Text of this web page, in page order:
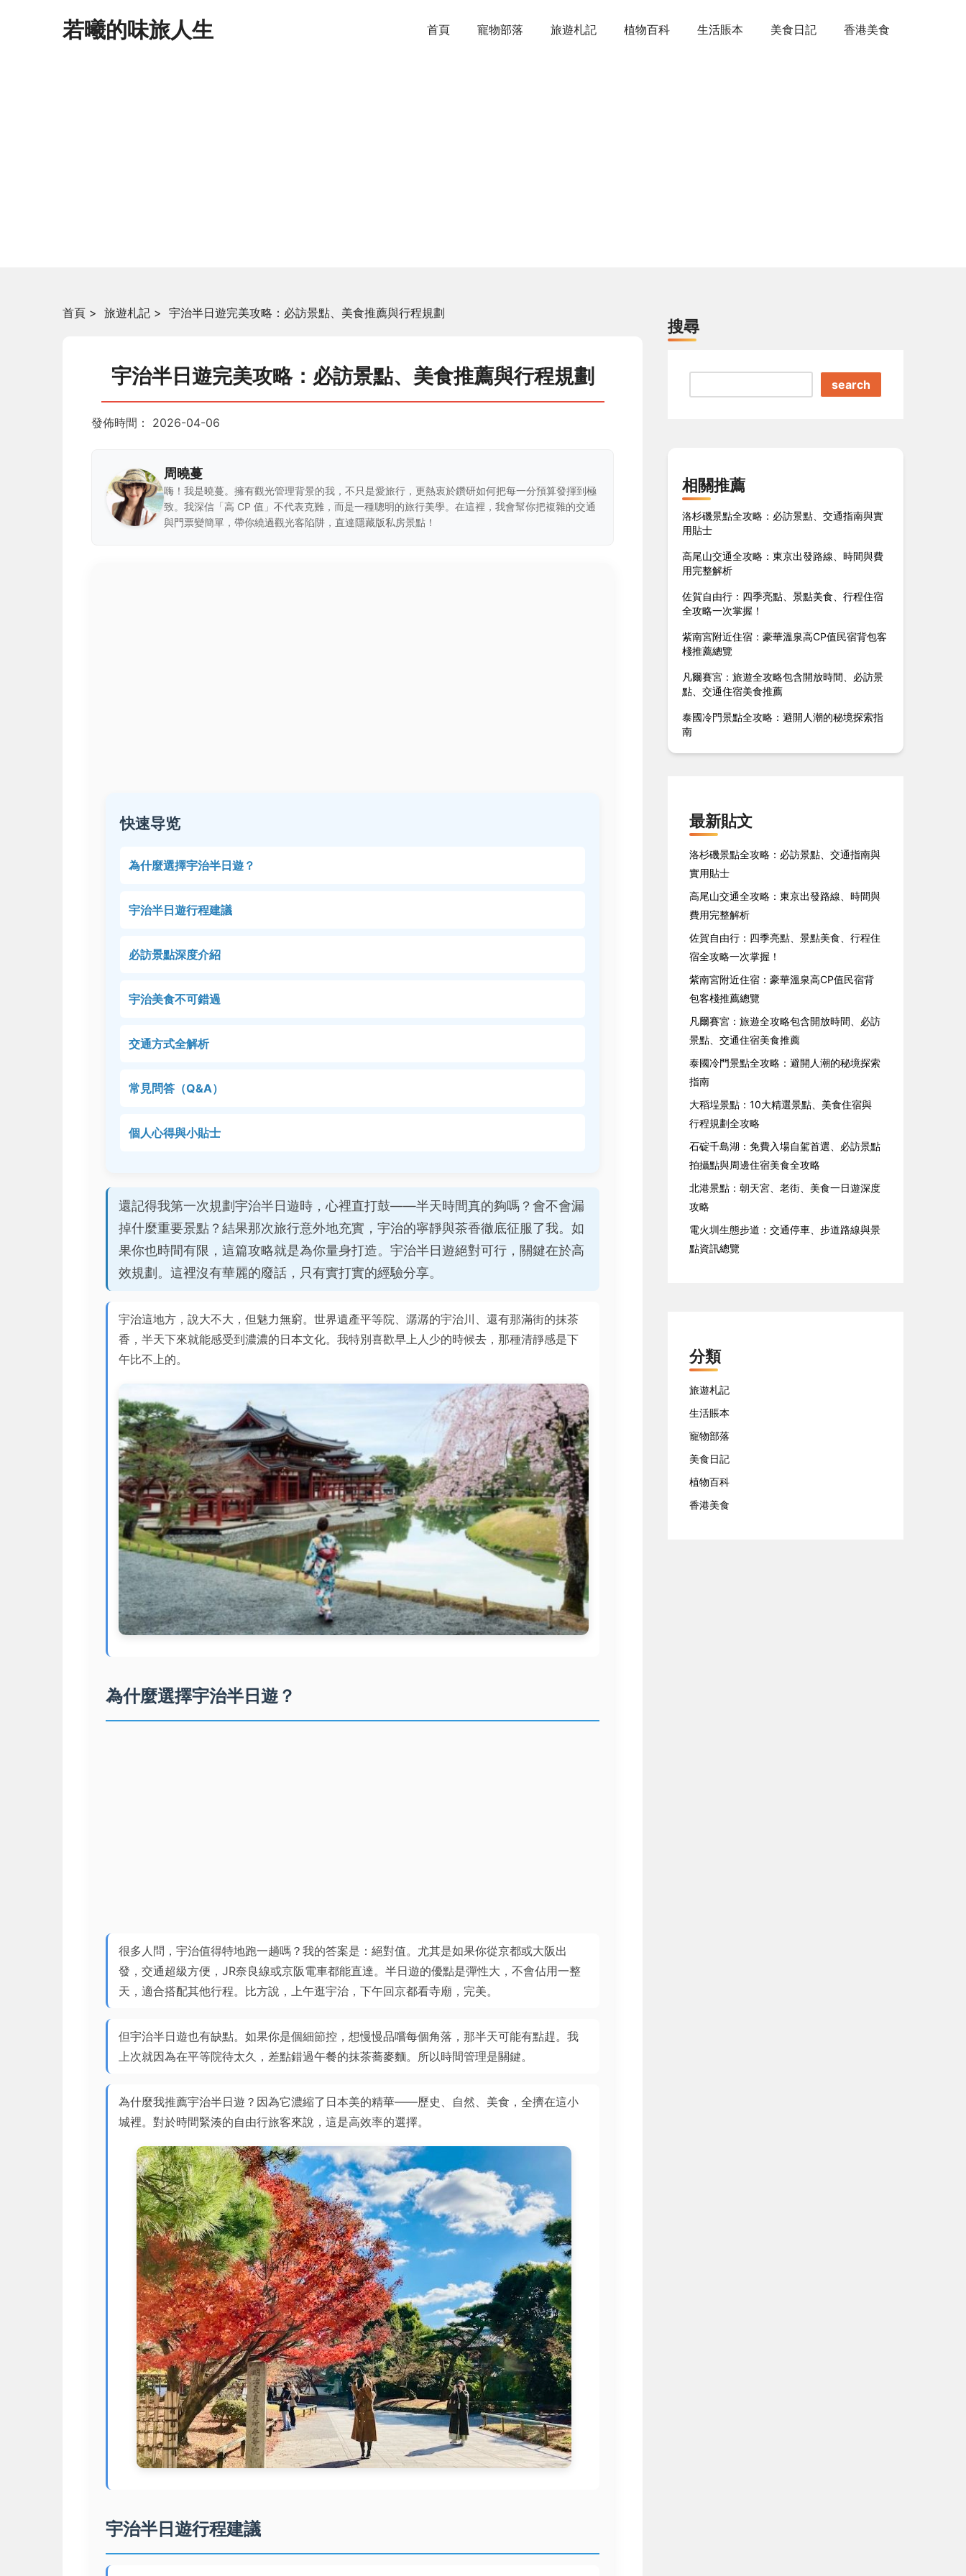
若曦的味旅人生 首頁 寵物部落 旅遊札記 植物百科 生活賬本 美食日記 香港美食
首頁 > 旅遊札記 > 宇治半日遊完美攻略：必訪景點、美食推薦與行程規劃
宇治半日遊完美攻略：必訪景點、美食推薦與行程規劃
發佈時間： 2026-04-06
周曉蔓
嗨！我是曉蔓。擁有觀光管理背景的我，不只是愛旅行，更熱衷於鑽研如何把每一分預算發揮到極
致。我深信「高 CP 值」不代表克難，而是一種聰明的旅行美學。在這裡，我會幫你把複雜的交通
與門票變簡單，帶你繞過觀光客陷阱，直達隱藏版私房景點！
快速导览
為什麼選擇宇治半日遊？
宇治半日遊行程建議
必訪景點深度介紹
宇治美食不可錯過
交通方式全解析
常見問答（Q&A）
個人心得與小貼士
還記得我第一次規劃宇治半日遊時，心裡直打鼓——半天時間真的夠嗎？會不會漏
掉什麼重要景點？結果那次旅行意外地充實，宇治的寧靜與茶香徹底征服了我。如
果你也時間有限，這篇攻略就是為你量身打造。宇治半日遊絕對可行，關鍵在於高
效規劃。這裡沒有華麗的廢話，只有實打實的經驗分享。
宇治這地方，說大不大，但魅力無窮。世界遺產平等院、潺潺的宇治川、還有那滿街的抹茶
香，半天下來就能感受到濃濃的日本文化。我特別喜歡早上人少的時候去，那種清靜感是下
午比不上的。
為什麼選擇宇治半日遊？
很多人問，宇治值得特地跑一趟嗎？我的答案是：絕對值。尤其是如果你從京都或大阪出
發，交通超級方便，JR奈良線或京阪電車都能直達。半日遊的優點是彈性大，不會佔用一整
天，適合搭配其他行程。比方說，上午逛宇治，下午回京都看寺廟，完美。
但宇治半日遊也有缺點。如果你是個細節控，想慢慢品嚐每個角落，那半天可能有點趕。我
上次就因為在平等院待太久，差點錯過午餐的抹茶蕎麥麵。所以時間管理是關鍵。
為什麼我推薦宇治半日遊？因為它濃縮了日本美的精華——歷史、自然、美食，全擠在這小
城裡。對於時間緊湊的自由行旅客來說，這是高效率的選擇。
宇治半日遊行程建議
搜尋
search
相關推薦
洛杉磯景點全攻略：必訪景點、交通指南與實
用貼士
高尾山交通全攻略：東京出發路線、時間與費
用完整解析
佐賀自由行：四季亮點、景點美食、行程住宿
全攻略一次掌握！
紫南宮附近住宿：豪華溫泉高CP值民宿背包客
棧推薦總覽
凡爾賽宮：旅遊全攻略包含開放時間、必訪景
點、交通住宿美食推薦
泰國冷門景點全攻略：避開人潮的秘境探索指
南
最新貼文
洛杉磯景點全攻略：必訪景點、交通指南與
實用貼士
高尾山交通全攻略：東京出發路線、時間與
費用完整解析
佐賀自由行：四季亮點、景點美食、行程住
宿全攻略一次掌握！
紫南宮附近住宿：豪華溫泉高CP值民宿背
包客棧推薦總覽
凡爾賽宮：旅遊全攻略包含開放時間、必訪
景點、交通住宿美食推薦
泰國冷門景點全攻略：避開人潮的秘境探索
指南
大稻埕景點：10大精選景點、美食住宿與
行程規劃全攻略
石碇千島湖：免費入場自駕首選、必訪景點
拍攝點與周邊住宿美食全攻略
北港景點：朝天宮、老街、美食一日遊深度
攻略
電火圳生態步道：交通停車、步道路線與景
點資訊總覽
分類
旅遊札記
生活賬本
寵物部落
美食日記
植物百科
香港美食